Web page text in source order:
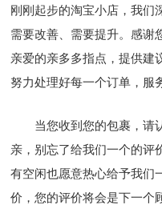
刚刚起步的淘宝小店，我们
需要改善、需要提升。感谢
亲爱的亲多多指点，提供建
努力处理好每一个订单，服
当您收到您的包裹，请
亲，别忘了给我们一个的评
有空闲也愿意热心给予我们
价，您的评价将会是下一个